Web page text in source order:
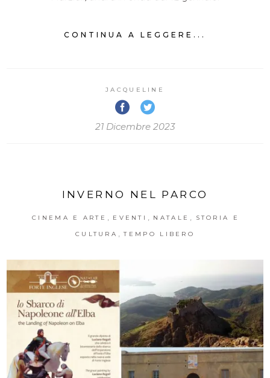
CONTINUA A LEGGERE...
JACQUELINE
21 Dicembre 2023
INVERNO NEL PARCO
CINEMA E ARTE EVENTI NATALE STORIA E
CULTURA TEMPO LIBERO